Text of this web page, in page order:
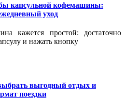
капсульной кофемашины:
уход
кажется простой: достаточно
и нажать кнопку
выгодный отдых и
поездки